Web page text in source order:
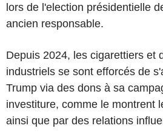
lors de l'election présidentielle
ancien responsable.
Depuis 2024, les cigarettiers et
industriels se sont efforcés de
Trump via des dons à sa
investiture, comme le montrent
ainsi que par des relations